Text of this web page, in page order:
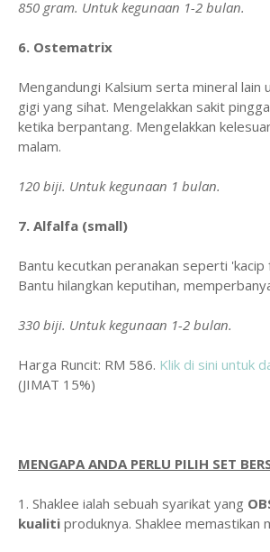
850 gram. Untuk kegunaan 1-2 bulan.
6. Ostematrix
Mengandungi Kalsium serta mineral lain
gigi yang sihat. Mengelakkan sakit
ketika berpantang. Mengelakkan
malam.
120 biji. Untuk kegunaan 1 bulan.
7. Alfalfa (small)
Bantu kecutkan peranakan seperti 'kacip
Bantu hilangkan keputihan,
330 biji. Untuk kegunaan 1-2 bulan.
Harga Runcit: RM 586. Klik di sini untuk
(JIMAT 15%)
MENGAPA ANDA PERLU PILIH SET
1. Shaklee ialah sebuah syarikat yang
kualiti produknya. Shaklee memastikan